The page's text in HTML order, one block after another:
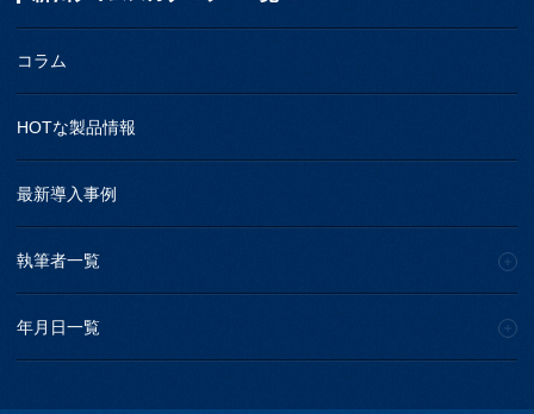
コラム
HOTな製品情報
最新導入事例
執筆者一覧
年月日一覧